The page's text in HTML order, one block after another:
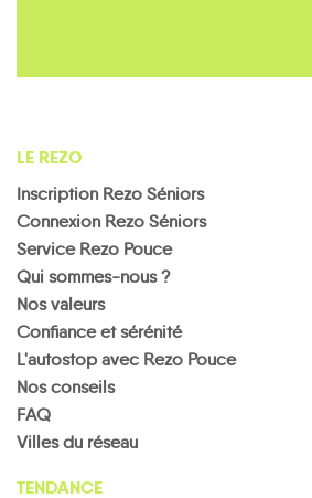
LE REZO
Inscription Rezo Séniors
Connexion Rezo Séniors
Service Rezo Pouce
Qui sommes-nous ?
Nos valeurs
Confiance et sérénité
L'autostop avec Rezo Pouce
Nos conseils
FAQ
Villes du réseau
TENDANCE